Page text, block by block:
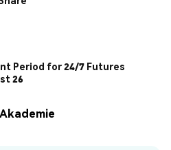
Period for 24/7 Futures
26